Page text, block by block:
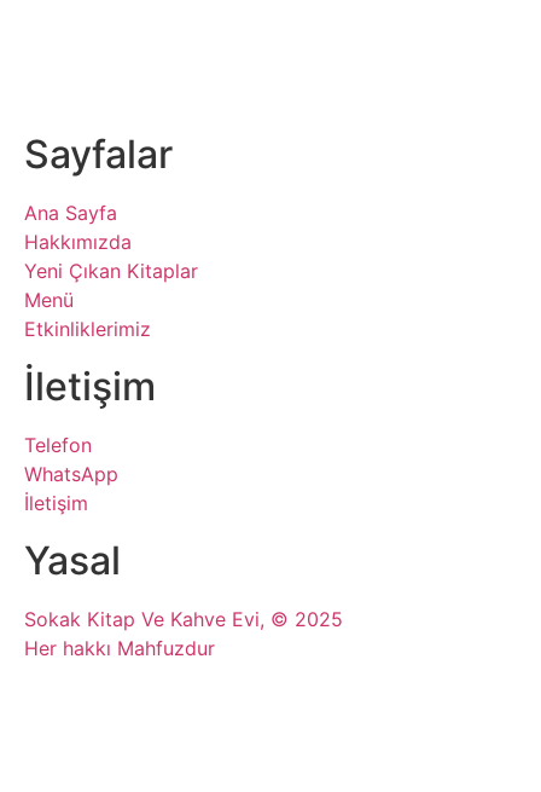
Sayfalar
Ana Sayfa
Hakkımızda
Yeni Çıkan Kitaplar
Menü
Etkinliklerimiz
İletişim
Telefon
WhatsApp
İletişim
Yasal
Sokak Kitap Ve Kahve Evi, © 2025
Her hakkı Mahfuzdur